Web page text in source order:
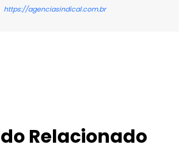
https://agenciasindical.com.br
Relacionado